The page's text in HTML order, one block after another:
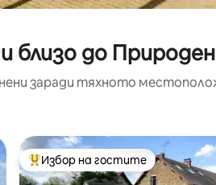
до
заради тяхното
Най-популярен избор на
Избор на гостите